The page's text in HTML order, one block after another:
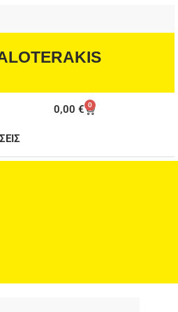
0,00€ 0
Cart